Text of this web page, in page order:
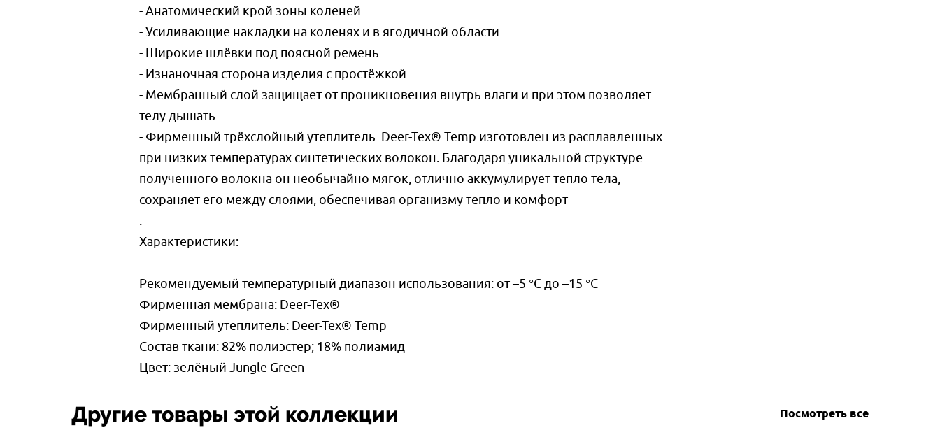
- Анатомический крой зоны коленей
- Усиливающие накладки на коленях и в ягодичной области
- Широкие шлёвки под поясной ремень
- Изнаночная сторона изделия с простёжкой
- Мембранный слой защищает от проникновения внутрь влаги и при этом позволяет
телу дышать
- Фирменный трёхслойный утеплитель Deer-Tex® Temp изготовлен из расплавленных
при низких температурах синтетических волокон. Благодаря уникальной структуре
полученного волокна он необычайно мягок, отлично аккумулирует тепло тела,
сохраняет его между слоями, обеспечивая организму тепло и комфорт
.
Характеристики:
Рекомендуемый температурный диапазон использования: от –5 °C до –15 °C
Фирменная мембрана: Deer-Tex®
Фирменный утеплитель: Deer-Tex® Temp
Состав ткани: 82% полиэстер; 18% полиамид
Цвет: зелёный Jungle Green
Другие товары этой коллекции Посмотреть все